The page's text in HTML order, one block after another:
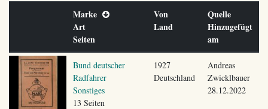
Marke
Art
Seiten
Von
Land
Quelle
Hinzugefügt
am
Bund deutscher
Radfahrer
Sonstiges
13 Seiten
1927
Deutschland
Andreas
Zwicklbauer
28.12.2022